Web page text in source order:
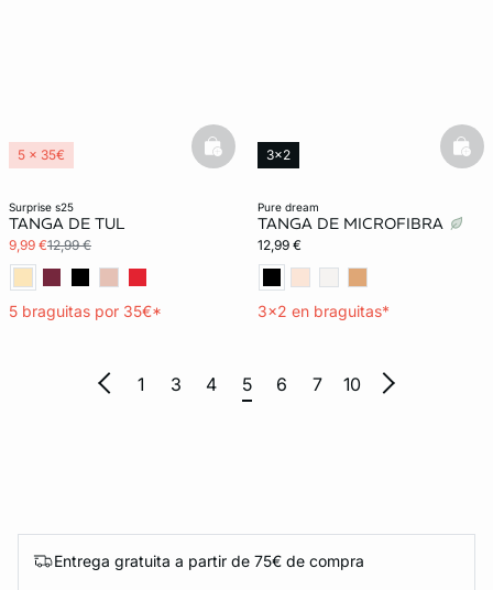
surprise s25
TANGA DE TUL
9,99 €12,99 €
5 braguitas por 35€*
5 x 35€
basketfull
pure dream
TANGA DE MICROFIBRA
12,99 €
3x2 en braguitas*
3x2
Lencería invisible
1 3 4 5 6 7 10
Entrega gratuita a partir de 75€ de compra